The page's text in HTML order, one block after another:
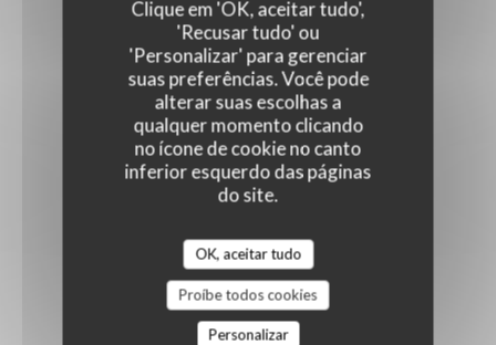
Clique em 'OK, aceitar tudo',
'Recusar tudo' ou
'Personalizar' para gerenciar
suas preferências. Você pode
alterar suas escolhas a
qualquer momento clicando
no ícone de cookie no canto
inferior esquerdo das páginas
do site.
OK, aceitar tudo
Proíbe todos cookies
Personalizar